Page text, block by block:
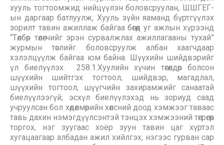
хууль тогтоомжид нийцүүлэн боловсруулан, ШШГЕГ-
ын даргаар батлуулж, Хууль зүйн яаманд бүртгүүлэх
зорилт тавин ажиллаж байгаа бөгөөд уг ажлын хүрээнд
“Төлбөр төлөгчийг эрэн сурвалжлах ажиллагааны тухай”
журмын төслийг боловсруулж албан хаагчдаар
хэлэлцүүлж байгаа юм байна. Шүүхийн шийдвэрийг
үл биелүүлэх. ​ 258.1.Хуулийн хүчин төгөлдөр болсон
шүүхийн шийтгэх тогтоол, шийдвэр, магадлал,
шүүхийн тогтоол, шүүгчийн захирамжийг санаатай
биелүүлээгүй, эсхүл биелүүлэхэд нь зориуд саад
учруулсан бол хөдөлмөрийн хөлсний доод хэмжээг таваас
тавь дахин нэмэгдүүлсэнтэй тэнцэх хэмжээний төгрөгөөр
торгох, нэг зуугаас хоёр зуун тавин цаг хүртэл
хугацаагаар албадан ажил хийлгэх, нэгээс гурван сар